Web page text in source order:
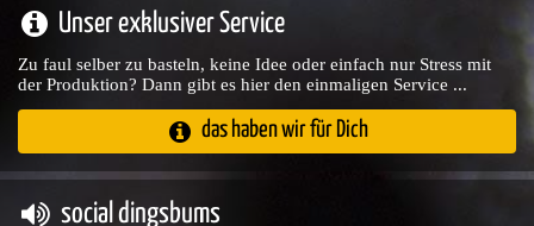
Unser exklusiver Service
Zu faul selber zu basteln, keine Idee oder einfach nur Stress mit
der Produktion? Dann gibt es hier den einmaligen Service ...
das haben wir für Dich
social dingsbums